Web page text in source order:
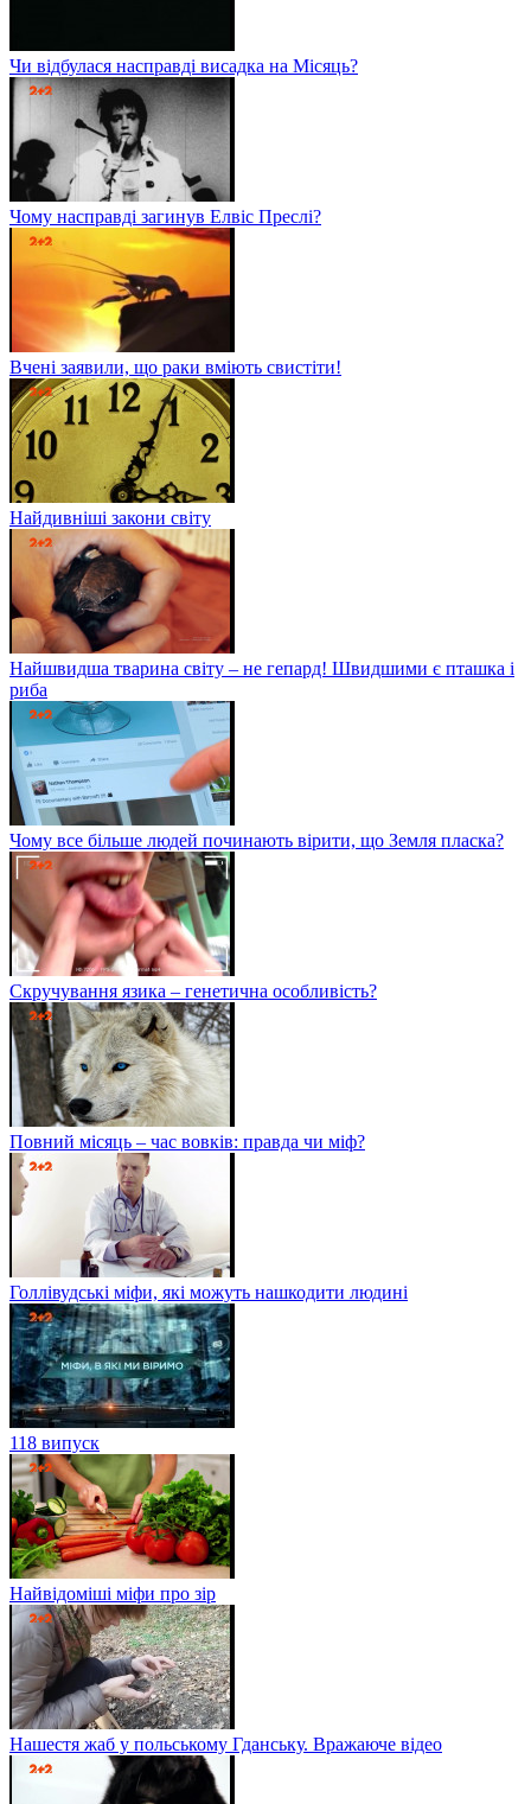
Чи відбулася насправді висадка на Місяць?
Чому насправді загинув Елвіс Преслі?
Вчені заявили, що раки вміють свистіти!
Найдивніші закони світу
Найшвидша тварина світу – не гепард! Швидшими є пташка і
риба
Чому все більше людей починають вірити, що Земля пласка?
Скручування язика – генетична особливість?
Повний місяць – час вовків: правда чи міф?
Голлівудські міфи, які можуть нашкодити людині
118 випуск
Найвідоміші міфи про зір
Нашестя жаб у польському Гданську. Вражаюче відео